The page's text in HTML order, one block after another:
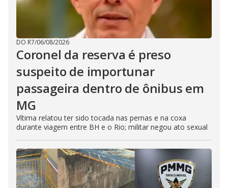
DO R7/06/08/2026
Coronel da reserva é preso
suspeito de importunar
passageira dentro de ônibus em
MG
Vítima relatou ter sido tocada nas pernas e na coxa
durante viagem entre BH e o Rio; militar negou ato sexual